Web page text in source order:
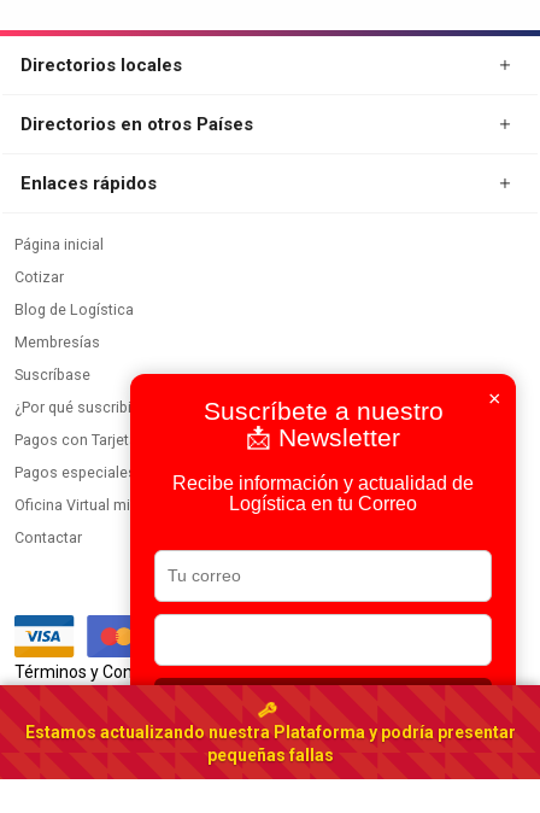
×
Suscríbete a nuestro
📩 Newsletter
Recibe información y actualidad de
Logística en tu Correo
Suscribirse
Directorios locales
Directorios en otros Países
Enlaces rápidos
Página inicial
Cotizar
Blog de Logística
Membresías
Suscríbase
¿Por qué suscribirse?
Pagos con Tarjeta
Pagos especiales
Oficina Virtual miembros
Contactar
Términos y Condiciones|Política de Privacidad
Usamos IA en todos nuestros procesos
Portal Logístico Latinoamericano
© 2023-2026 DirectorioDeCarga.com
Estamos actualizando nuestra Plataforma y podría presentar
pequeñas fallas